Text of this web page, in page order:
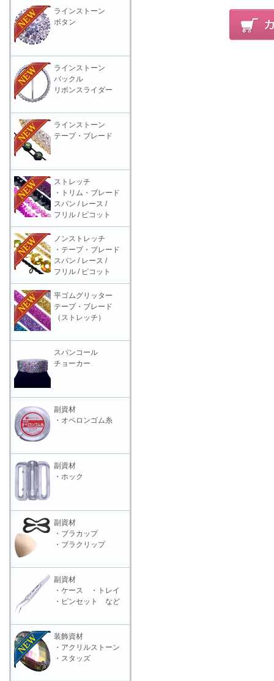
ラインストーン
ボタン
ラインストーン
バックル
リボンスライダー
ラインストーン
テープ・ブレード
ストレッチ
・トリム・ブレード
スパン / レース /
フリル / ピコット
ノンストレッチ
・テープ・ブレード
スパン / レース /
フリル / ピコット
平ゴムグリッター
テープ・ブレード
（ストレッチ）
スパンコール
チョーカー
副資材
・オペロンゴム糸
副資材
・ホック
副資材
・ブラカップ
・ブラクリップ
副資材
・ケース ・トレイ
・ピンセット など
装飾資材
・アクリルストーン
・スタッズ